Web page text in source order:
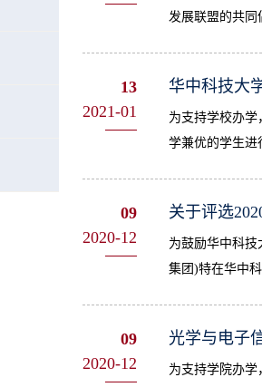
发展联盟的共同
13
2021-01
华中科技大
为支持学校办学
学兼优的学生进
09
2020-12
关于评选
为鼓励华中科技
集团)特在华中
09
2020-12
光学与电子
为支持学院办学